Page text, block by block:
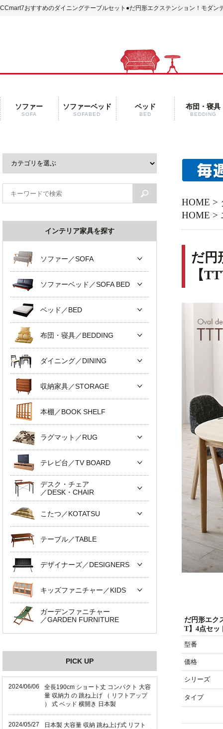
CCmart7おすすめのダイニングテーブルセット ●だ円形エクステンション！モダン
ソファー
SOFA
ソファーベッド
SOFABED
ベッド
BED
布団・寝具
BEDDING
HOME >
HOME >
だ円
【
だ円形エク
T】4点セッ
型番
価格
シリーズ
タイプ
インテリア家具を探す
ソファー／SOFA
ソファーベッド／SOFA BED
ベッド／BED
布団・寝具／BEDDING
ダイニング／DINING
収納家具／STORAGE
本棚／BOOK SHELF
ラグマット／RUG
テレビ台／TV BOARD
デスク・チェア
／DESK・CHAIR
こたつ／KOTATSU
テーブル／TABLE
デザイナーズ／DESIGNERS
キッズファニチャー／KIDS
ガーデンファニチャー
／GARDEN FURNITURE
PICK UP
2024/06/06
全長190cm ショート丈 コンパクト 大容
量 収納力 の 跳ね上げ （ リフトアップ
） 式 ベッド 横開き 日本製
2024/05/27
日本製 大容量 収納 跳ね上げ式 リフト